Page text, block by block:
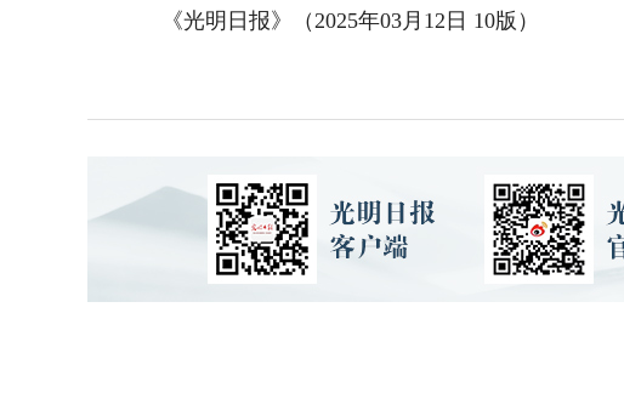
《光明日报》（2025年03月12日 10版）